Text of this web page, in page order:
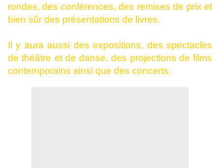
rondes, des conférences, des remises de prix et
bien sûr des présentations de livres.
Il y aura aussi des expositions, des spectacles
de théâtre et de danse, des projections de films
contemporains ainsi que des concerts.